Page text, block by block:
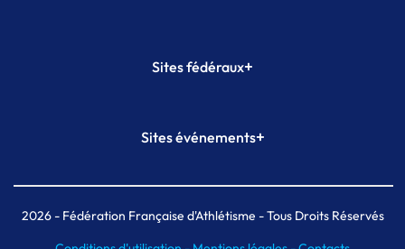
Sites fédéraux+
Plateforme Formation
Sites événements+
Meeting de Paris indoor
MAIF Ekiden de Paris
2026- Fédération Française d'Athlétisme - Tous Droits Réservés